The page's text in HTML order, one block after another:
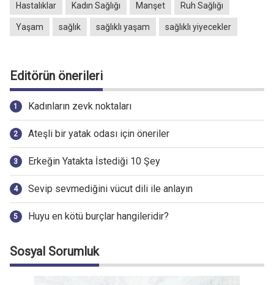
Hastalıklar Kadın Sağlığı Manşet Ruh Sağlığı
Yaşam sağlık sağlıklı yaşam sağlıklı yiyecekler
Editörün önerileri
Kadınların zevk noktaları
Ateşli bir yatak odası için öneriler
Erkeğin Yatakta İstediği 10 Şey
Sevip sevmediğini vücut dili ile anlayın
Huyu en kötü burçlar hangileridir?
Sosyal Sorumluk